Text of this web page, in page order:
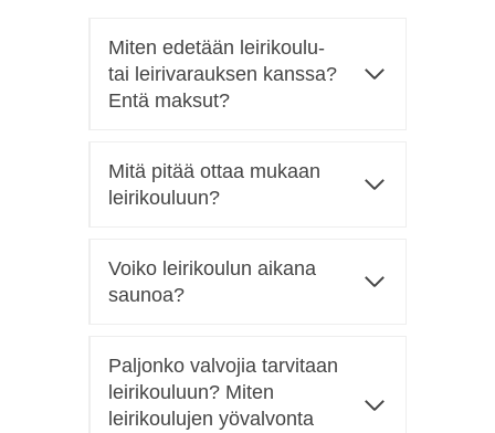
Miten edetään leirikoulu-
tai leirivarauksen kanssa?
Entä maksut?
Mitä pitää ottaa mukaan
leirikouluun?
Voiko leirikoulun aikana
saunoa?
Paljonko valvojia tarvitaan
leirikouluun? Miten
leirikoulujen yövalvonta